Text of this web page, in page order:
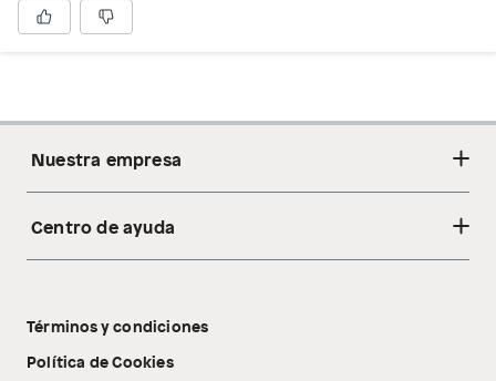
Nuestra empresa
Acerca de nosotros
Tecnología Pillow Walk
Centro de ayuda
Libro de reclamaciones
Términos y condiciones
Política de Cookies